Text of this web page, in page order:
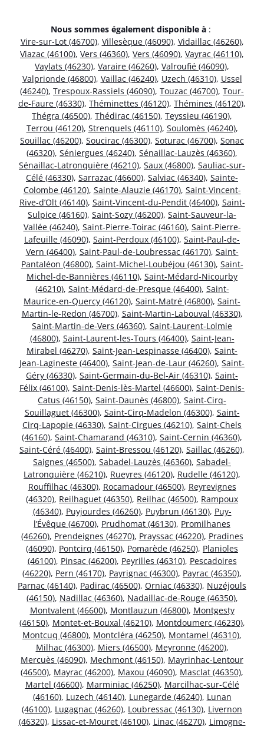
Nous sommes également disponible à :
Vire-sur-Lot (46700), Villesèque (46090), Vidaillac (46260),
Viazac (46100), Vers (46360), Vers (46090), Vayrac (46110),
Vaylats (46230), Varaire (46260), Valroufié (46090),
Valprionde (46800), Vaillac (46240), Uzech (46310), Ussel
(46240), Trespoux-Rassiels (46090), Touzac (46700), Tour-
de-Faure (46330), Théminettes (46120), Thémines (46120),
Thégra (46500), Thédirac (46150), Teyssieu (46190),
Terrou (46120), Strenquels (46110), Soulomès (46240),
Souillac (46200), Soucirac (46300), Soturac (46700), Sonac
(46320), Séniergues (46240), Sénaillac-Lauzès (46360),
Sénaillac-Latronquière (46210), Saux (46800), Sauliac-sur-
Célé (46330), Sarrazac (46600), Salviac (46340), Sainte-
Colombe (46120), Sainte-Alauzie (46170), Saint-Vincent-
Rive-d’Olt (46140), Saint-Vincent-du-Pendit (46400), Saint-
Sulpice (46160), Saint-Sozy (46200), Saint-Sauveur-la-
Vallée (46240), Saint-Pierre-Toirac (46160), Saint-Pierre-
Lafeuille (46090), Saint-Perdoux (46100), Saint-Paul-de-
Vern (46400), Saint-Paul-de-Loubressac (46170), Saint-
Pantaléon (46800), Saint-Michel-Loubéjou (46130), Saint-
Michel-de-Bannières (46110), Saint-Médard-Nicourby
(46210), Saint-Médard-de-Presque (46400), Saint-
Maurice-en-Quercy (46120), Saint-Matré (46800), Saint-
Martin-le-Redon (46700), Saint-Martin-Labouval (46330),
Saint-Martin-de-Vers (46360), Saint-Laurent-Lolmie
(46800), Saint-Laurent-les-Tours (46400), Saint-Jean-
Mirabel (46270), Saint-Jean-Lespinasse (46400), Saint-
Jean-Lagineste (46400), Saint-Jean-de-Laur (46260), Saint-
Géry (46330), Saint-Germain-du-Bel-Air (46310), Saint-
Félix (46100), Saint-Denis-lès-Martel (46600), Saint-Denis-
Catus (46150), Saint-Daunès (46800), Saint-Cirq-
Souillaguet (46300), Saint-Cirq-Madelon (46300), Saint-
Cirq-Lapopie (46330), Saint-Cirgues (46210), Saint-Chels
(46160), Saint-Chamarand (46310), Saint-Cernin (46360),
Saint-Céré (46400), Saint-Bressou (46120), Saillac (46260),
Saignes (46500), Sabadel-Lauzès (46360), Sabadel-
Latronquière (46210), Rueyres (46120), Rudelle (46120),
Rouffilhac (46300), Rocamadour (46500), Reyrevignes
(46320), Reilhaguet (46350), Reilhac (46500), Rampoux
(46340), Puyjourdes (46260), Puybrun (46130), Puy-
l’Évêque (46700), Prudhomat (46130), Promilhanes
(46260), Prendeignes (46270), Prayssac (46220), Pradines
(46090), Pontcirq (46150), Pomarède (46250), Planioles
(46100), Pinsac (46200), Peyrilles (46310), Pescadoires
(46220), Pern (46170), Payrignac (46300), Payrac (46350),
Parnac (46140), Padirac (46500), Orniac (46330), Nuzéjouls
(46150), Nadillac (46360), Nadaillac-de-Rouge (46350),
Montvalent (46600), Montlauzun (46800), Montgesty
(46150), Montet-et-Bouxal (46210), Montdoumerc (46230),
Montcuq (46800), Montcléra (46250), Montamel (46310),
Milhac (46300), Miers (46500), Meyronne (46200),
Mercuès (46090), Mechmont (46150), Mayrinhac-Lentour
(46500), Mayrac (46200), Maxou (46090), Masclat (46350),
Martel (46600), Marminiac (46250), Marcilhac-sur-Célé
(46160), Luzech (46140), Lunegarde (46240), Lunan
(46100), Lugagnac (46260), Loubressac (46130), Livernon
(46320), Lissac-et-Mouret (46100), Linac (46270), Limogne-